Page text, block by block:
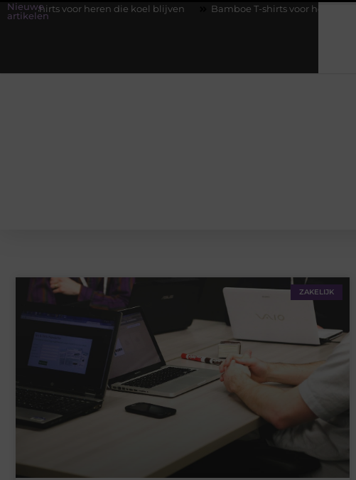
Nieuwe
artikelen
voor heren die koel blijven Bamboe T-shirts voor heren die koel blijven
ZAKELIJK